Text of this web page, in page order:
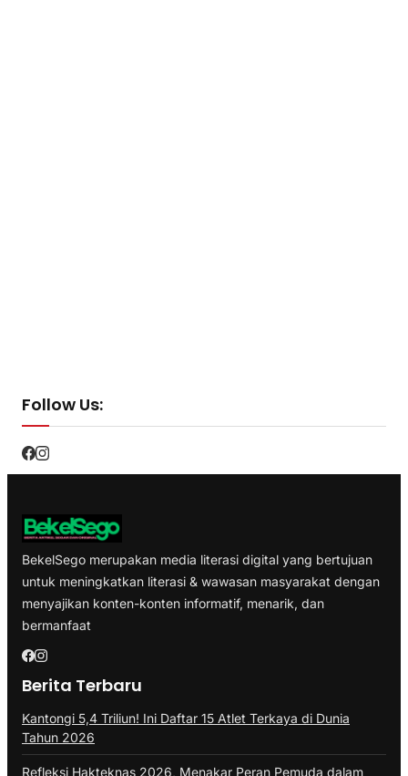
Follow Us:
BekelSego merupakan media literasi digital yang bertujuan
untuk meningkatkan literasi & wawasan masyarakat dengan
menyajikan konten-konten informatif, menarik, dan
bermanfaat
Berita Terbaru
Kantongi 5,4 Triliun! Ini Daftar 15 Atlet Terkaya di Dunia
Tahun 2026
Refleksi Hakteknas 2026, Menakar Peran Pemuda dalam